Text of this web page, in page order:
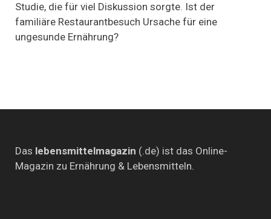
nich“
–
Streit
Studie, die für viel Diskussion sorgte. Ist der
familiäre Restaurantbesuch Ursache für eine
ungesunde Ernährung?
Das lebensmittelmagazin (.de) ist das Online-
Magazin zu Ernährung & Lebensmitteln.